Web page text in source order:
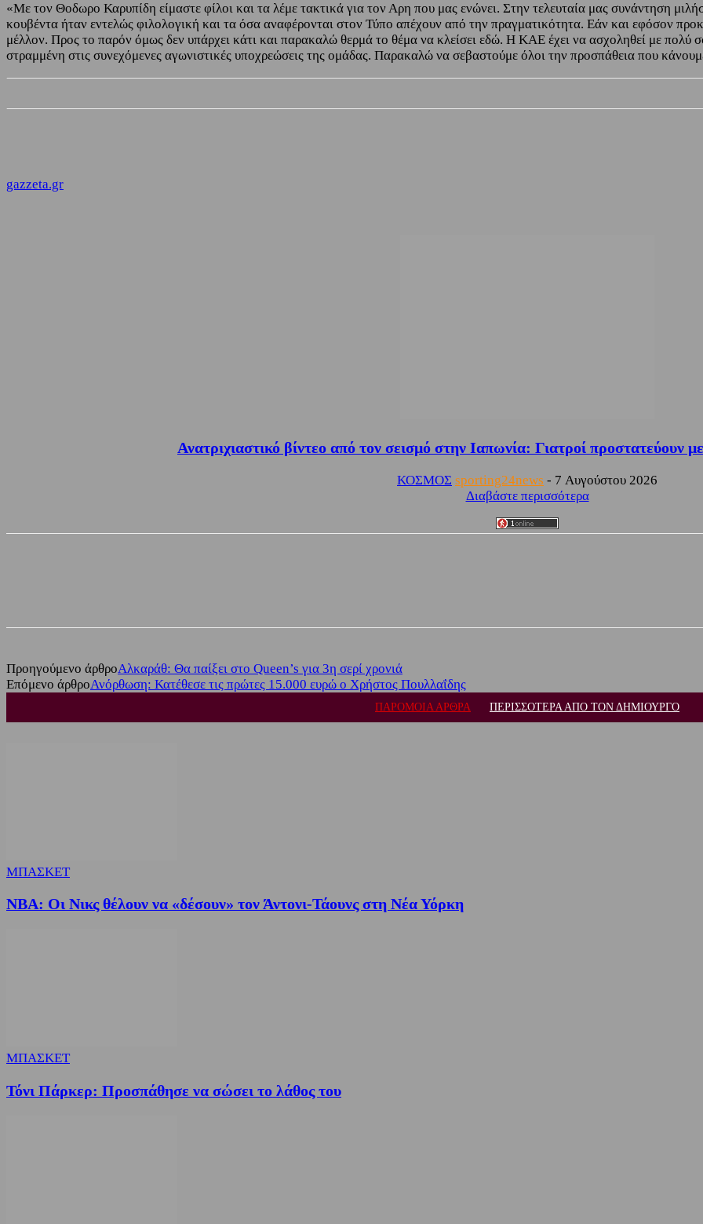
«Με τον Θοδωρο Καρυπίδη είμαστε φίλοι και τα λέμε τακτικά για τον Αρη που μας ενώνει. Στην τελευταία μας συνάντηση
κουβέντα ήταν εντελώς φιλολογική και τα όσα αναφέρονται στον Τύπο απέχουν από την πραγματικότητα. Εάν και εφόσον
μέλλον. Προς το παρόν όμως δεν υπάρχει κάτι και παρακαλώ θερμά το θέμα να κλείσει εδώ. Η ΚΑΕ έχει να ασχοληθεί με πολύ
στραμμένη στις συνεχόμενες αγωνιστικές υποχρεώσεις της ομάδας. Παρακαλώ να σεβαστούμε όλοι την προσπάθεια που
gazzeta.gr
Ανατριχιαστικό βίντεο από τον σεισμό στην Ιαπωνία: Γιατροί προστατεύουν
ΚΟΣΜΟΣ sporting24news - 7 Αυγούστου 2026
Διαβάστε περισσότερα
Προηγούμενο άρθροΑλκαράθ: Θα παίξει στο Queen’s για 3η σερί χρονιά
Επόμενο άρθροΑνόρθωση: Κατέθεσε τις πρώτες 15.000 ευρώ ο Χρήστος Πουλλαΐδης
ΠΑΡΟΜΟΙΑ ΑΡΘΡΑ ΠΕΡΙΣΣΟΤΕΡΑ ΑΠΟ ΤΟΝ ΔΗΜΙΟΥΡΓΟ
ΜΠΑΣΚΕΤ
NBA: Οι Νικς θέλουν να «δέσουν» τον Άντονι-Τάουνς στη Νέα Υόρκη
ΜΠΑΣΚΕΤ
Τόνι Πάρκερ: Προσπάθησε να σώσει το λάθος του